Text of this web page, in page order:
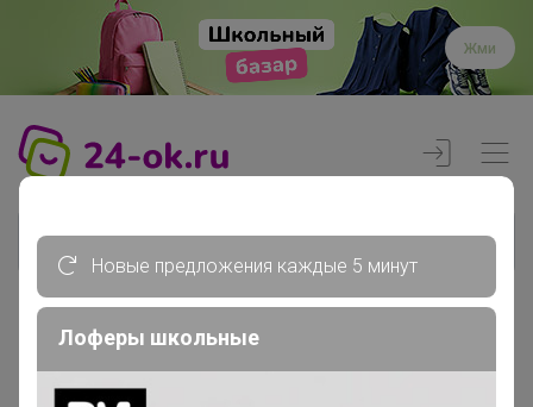
Жми
Новые предложения каждые 5 минут
Лоферы школьные